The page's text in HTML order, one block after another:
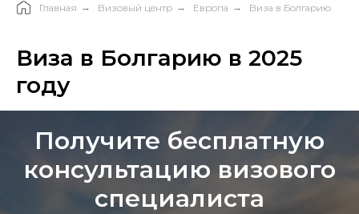
Главная → Визовый центр → Европа → Виза в Болгарию
Виза в Болгарию в 2025
году
Получите бесплатную
консультацию визового
специалиста